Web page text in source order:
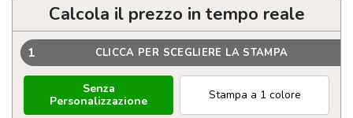
Calcola il prezzo in tempo reale
1 CLICCA PER SCEGLIERE LA STAMPA
Senza
Personalizzazione
Stampa a 1 colore